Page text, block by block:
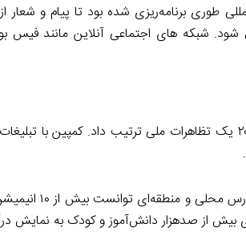
طوری برنامه‌ریزی شده بود تا پیام و شعار از
شود. شبکه های اجتماعی آنلاین مانند فیس
این کمپین در جمهوری دومنیکن در پاییز ۲۰۱۲ یک تظاهرات ملی
کمپین همچنین
بیش از صدهزار دانش‌آموز و کودک به نمایش